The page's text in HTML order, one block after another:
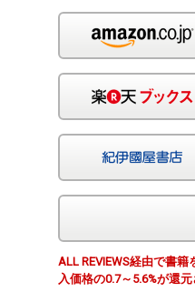
ALL REVIEWS経由で書
入価格の0.7～5.6%が還